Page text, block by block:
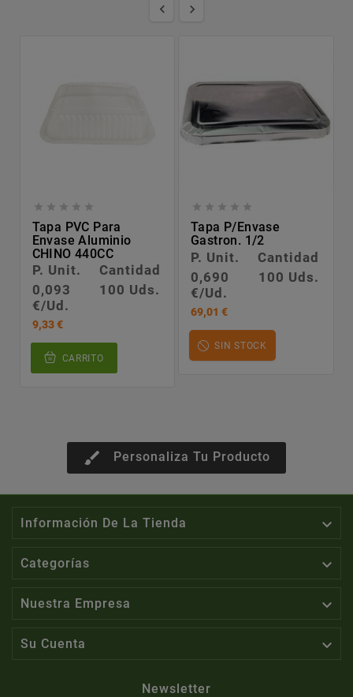
 
    
Tapa PVC Para
Envase Aluminio
CHINO 440CC
P. Unit.
Cantidad
0,093
€/Ud.
100 Uds.
9,33 €
CARRITO
    
Tapa P/envase
Gastron. 1/2
P. Unit.
Cantidad
0,690
€/Ud.
100 Uds.
69,01 €
SIN STOCK
brush Personaliza Tu Producto
Información De La Tienda 
Categorías 
Nuestra Empresa 
Su Cuenta 
Newsletter